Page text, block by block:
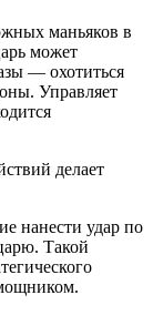
маньяков в
может
— охотиться
Управляет
делает
нанести удар по
Такой